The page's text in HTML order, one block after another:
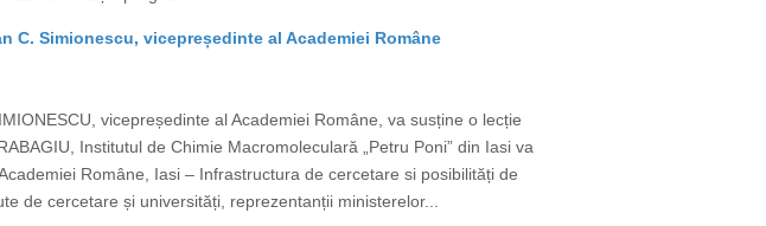
C. Simionescu, vicepreședinte al Academiei Române
vicepreședinte al Academiei Române, va susține o lecție
Institutul de Chimie Macromoleculară „Petru Poni” din Iasi va
Române, Iasi – Infrastructura de cercetare si posibilități de
de cercetare și universități, reprezentanții ministerelor...